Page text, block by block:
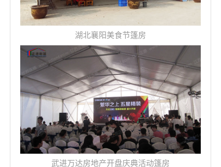
湖北襄阳美食节篷房
武进万达房地产开盘庆典活动篷房